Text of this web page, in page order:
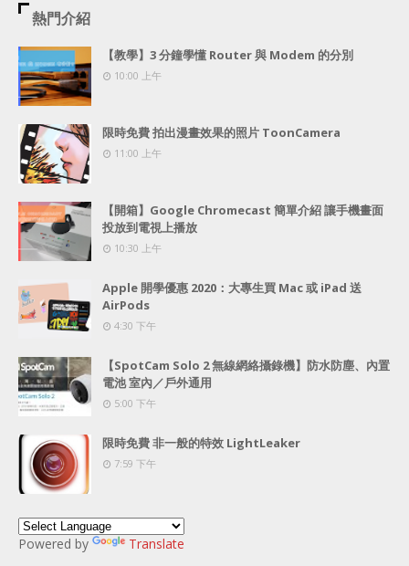
熱門介紹
【教學】3 分鐘學懂 Router 與 Modem 的分別
10:00 上午
限時免費 拍出漫畫效果的照片 ToonCamera
11:00 上午
【開箱】Google Chromecast 簡單介紹 讓手機畫面
投放到電視上播放
10:30 上午
Apple 開學優惠 2020：大專生買 Mac 或 iPad 送
AirPods
4:30 下午
【SpotCam Solo 2 無線網絡攝錄機】防水防塵、內置
電池 室內／戶外通用
5:00 下午
限時免費 非一般的特效 LightLeaker
7:59 下午
Powered by Translate